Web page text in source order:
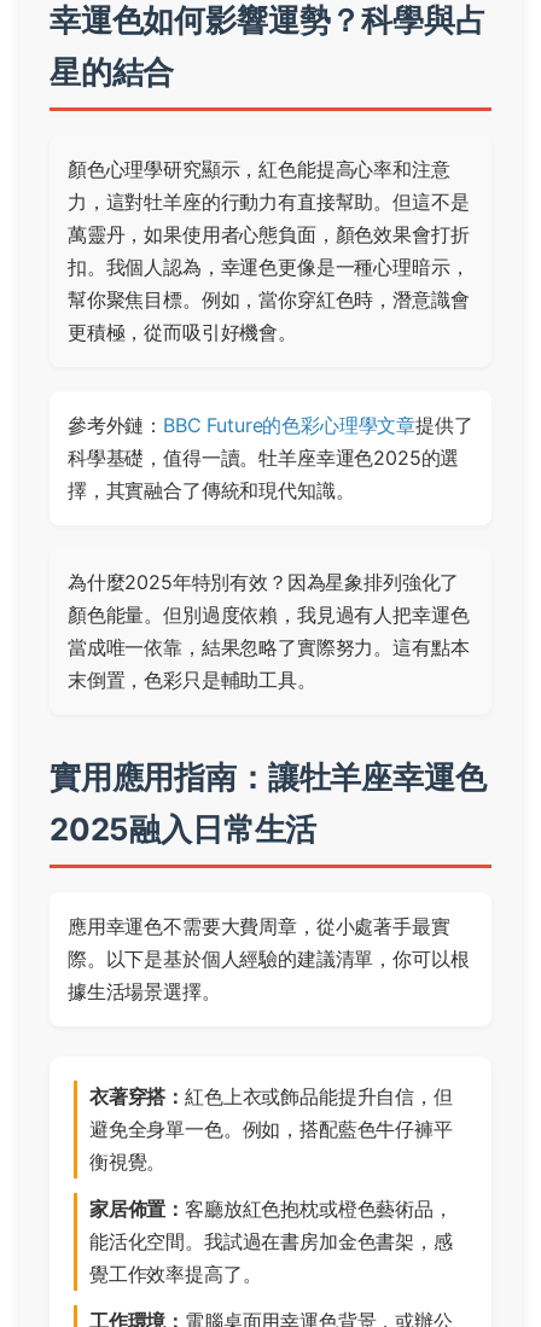
幸運色如何影響運勢？科學與占
星的結合
顏色心理學研究顯示，紅色能提高心率和注意
力，這對牡羊座的行動力有直接幫助。但這不是
萬靈丹，如果使用者心態負面，顏色效果會打折
扣。我個人認為，幸運色更像是一種心理暗示，
幫你聚焦目標。例如，當你穿紅色時，潛意識會
更積極，從而吸引好機會。
參考外鏈： BBC Future的色彩心理學文章提供了
科學基礎，值得一讀。牡羊座幸運色2025的選
擇，其實融合了傳統和現代知識。
為什麼2025年特別有效？因為星象排列強化了
顏色能量。但別過度依賴，我見過有人把幸運色
當成唯一依靠，結果忽略了實際努力。這有點本
末倒置，色彩只是輔助工具。
實用應用指南：讓牡羊座幸運色
2025融入日常生活
應用幸運色不需要大費周章，從小處著手最實
際。以下是基於個人經驗的建議清單，你可以根
據生活場景選擇。
衣著穿搭：紅色上衣或飾品能提升自信，但
避免全身單一色。例如，搭配藍色牛仔褲平
衡視覺。
家居佈置：客廳放紅色抱枕或橙色藝術品，
能活化空間。我試過在書房加金色書架，感
覺工作效率提高了。
工作環境： 電腦桌面用幸運色背景，或辦公